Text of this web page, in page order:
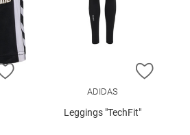
ZUR WUNSCHLISTE HINZUFÜGEN
ZUR
ADIDAS
Leggings "TechFit"